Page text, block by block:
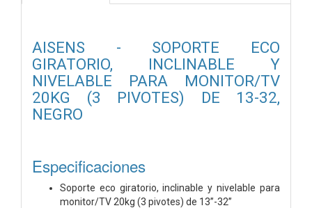
AISENS - SOPORTE ECO
GIRATORIO, INCLINABLE Y
NIVELABLE PARA MONITOR/TV
20KG (3 PIVOTES) DE 13-32,
NEGRO
Especificaciones
Soporte eco giratorio, inclinable y nivelable para
monitor/TV 20kg (3 pivotes) de 13”-32”